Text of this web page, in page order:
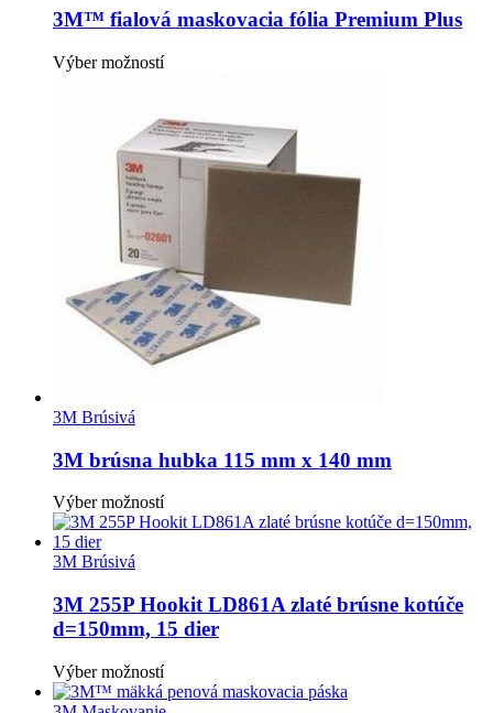
3M™ fialová maskovacia fólia Premium Plus
Výber možnostíTento
viacero
variantov.
Možnosti
vybrať
na
produktu.
3M Brúsivá
3M brúsna hubka 115 mm x 140 mm
Výber možnostíTento
produkt
Možnosti
si
môžete
na
stránke
3M Brúsivá
3M 255P Hookit LD861A zlaté brúsne kotúče
d=150mm, 15 dier
Výber možnostíTento
produkt